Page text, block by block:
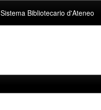
Sistema Bibliotecario d'Ateneo